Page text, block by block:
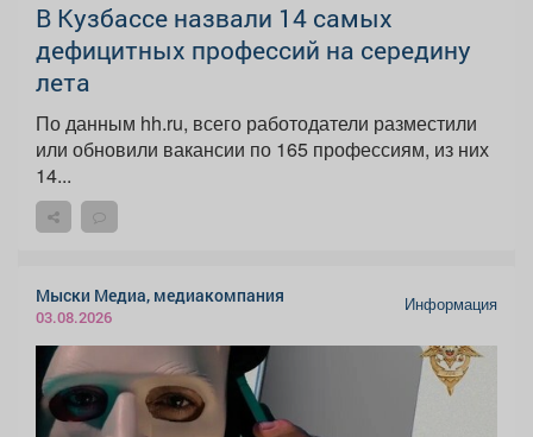
В Кузбассе назвали 14 самых
дефицитных профессий на середину
лета
По данным hh.ru, всего работодатели разместили
или обновили вакансии по 165 профессиям, из них
14...
Мыски Медиа, медиакомпания
03.08.2026
Информация